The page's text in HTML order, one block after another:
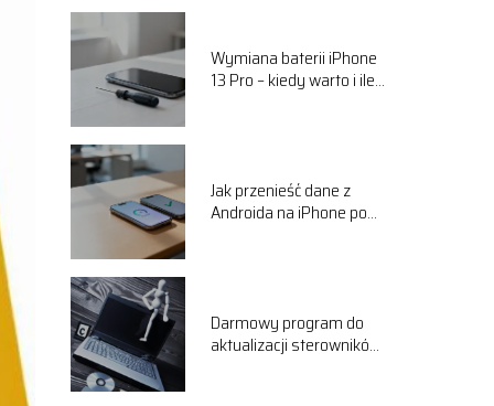
Wymiana baterii iPhone
13 Pro – kiedy warto i ile
Jak przenieść dane z
Androida na iPhone po
Darmowy program do
aktualizacji sterowników